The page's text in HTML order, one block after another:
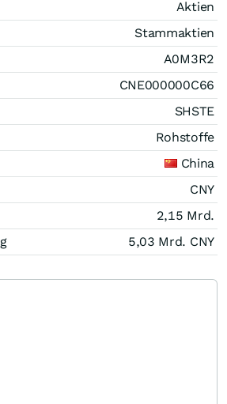
Aktien
Stammaktien
A0M3R2
CNE000000C66
SHSTE
Rohstoffe
China
CNY
2,15 Mrd.
5,03 Mrd. CNY